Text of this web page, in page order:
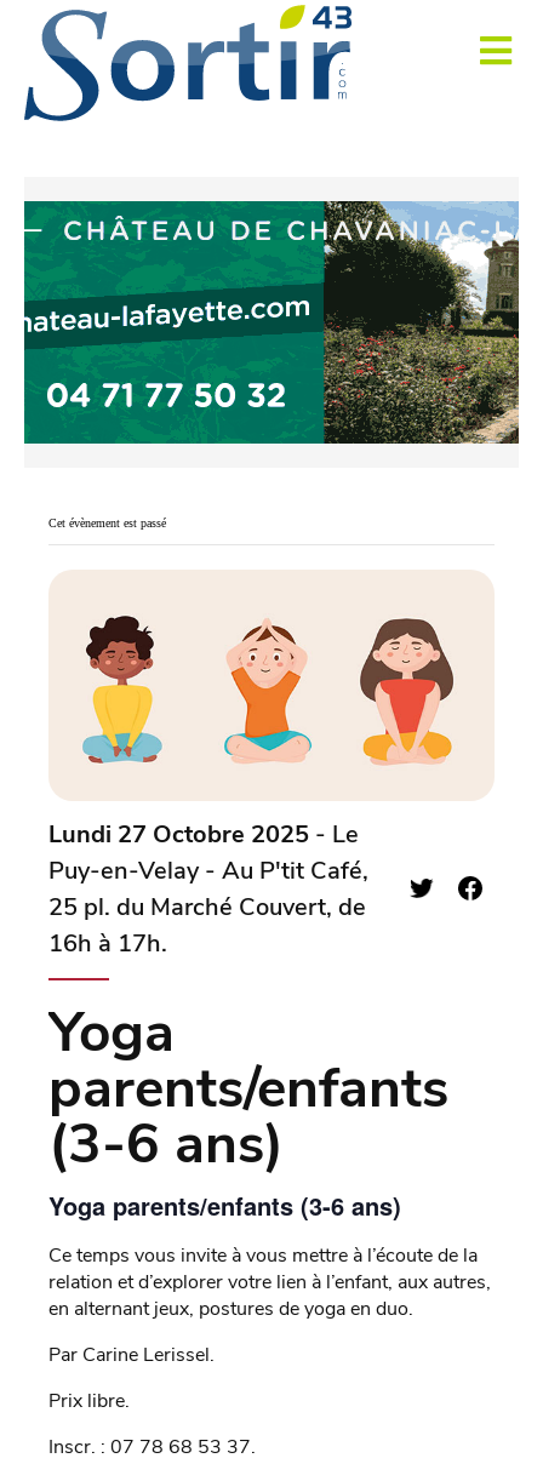
Cet évènement est passé
Lundi 27 Octobre 2025 - Le
Puy-en-Velay - Au P'tit Café,
25 pl. du Marché Couvert, de
16h à 17h.
Yoga
parents/enfants
(3-6 ans)
Yoga parents/enfants (3-6 ans)
Ce temps vous invite à vous mettre à l’écoute de la
relation et d’explorer votre lien à l’enfant, aux autres,
en alternant jeux, postures de yoga en duo.
Par Carine Lerissel.
Prix libre.
Inscr. : 07 78 68 53 37.